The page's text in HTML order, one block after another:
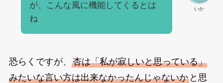
いか
が、こんな風に機能してくるとは
ね
恐らくですが、 杏は「私が寂しいと思っている」
みたいな言い方は出来なかったんじゃないかと思